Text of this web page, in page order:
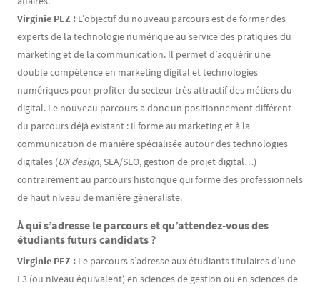
Virginie PEZ : L’objectif du nouveau parcours est de former des
experts de la technologie numérique au service des pratiques du
marketing et de la communication. Il permet d’acquérir une
double compétence en marketing digital et technologies
numériques pour profiter du secteur très attractif des métiers du
digital. Le nouveau parcours a donc un positionnement différent
du parcours déjà existant : il forme au marketing et à la
communication de manière spécialisée autour des technologies
digitales (UX design, SEA/SEO, gestion de projet digital…)
contrairement au parcours historique qui forme des professionnels
de haut niveau de manière généraliste.
À qui s’adresse le parcours et qu’attendez-vous des
étudiants futurs candidats ?
Virginie PEZ : Le parcours s’adresse aux étudiants titulaires d’une
L3 (ou niveau équivalent) en sciences de gestion ou en sciences de